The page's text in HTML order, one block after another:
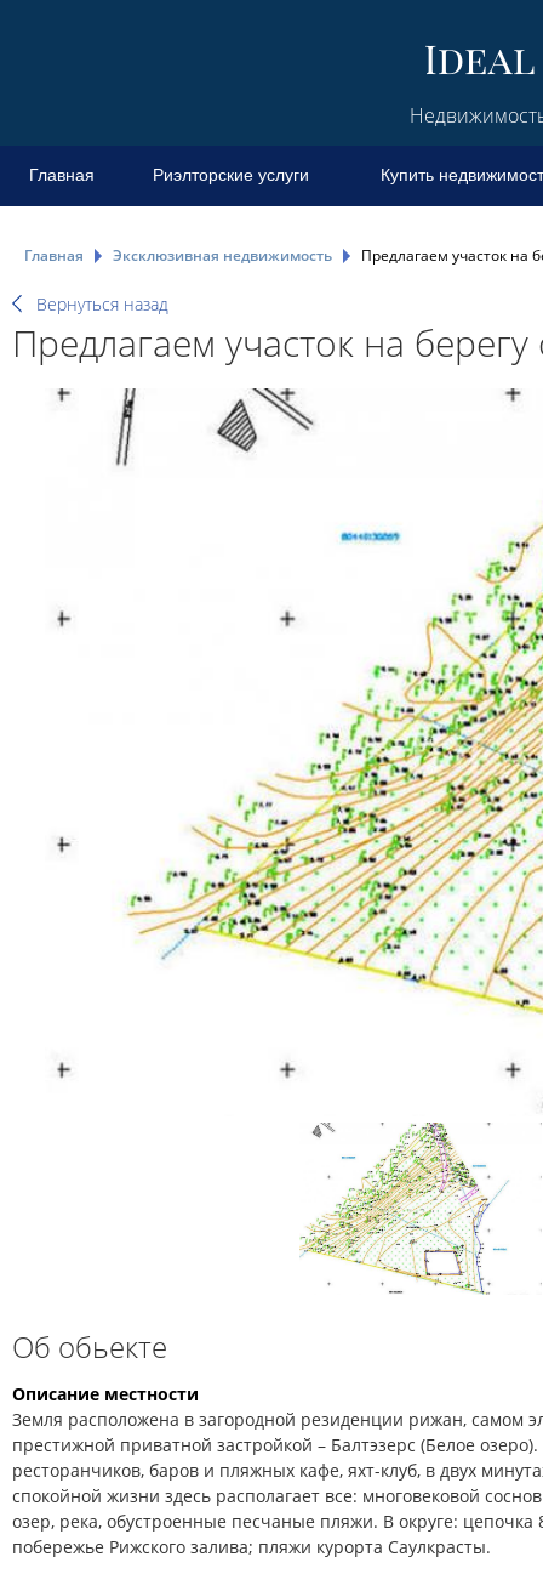
Главная Риэлторские услуги Купить
Главная Эксклюзивная недвижимость Предлагаем участок на
Вернуться назад
Предлагаем участок на
Об обьекте
Описание местности
Земля расположена в загородной резиденции рижан, самом
престижной приватной застройкой – Балтэзерс (Белое
ресторанчиков, баров и пляжных кафе, яхт-клуб, в двух
спокойной жизни здесь располагает все: многовековой
озер, река, обустроенные песчаные пляжи. В округе: цепочка
побережье Рижского залива; пляжи курорта Саулкрасты.